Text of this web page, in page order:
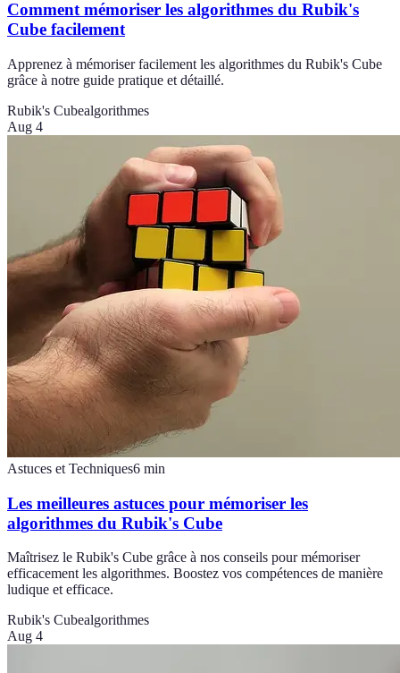
Comment mémoriser les algorithmes du Rubik's
Cube facilement
Apprenez à mémoriser facilement les algorithmes du Rubik's Cube
grâce à notre guide pratique et détaillé.
Rubik's Cubealgorithmes
Aug 4
Astuces et Techniques6 min
Les meilleures astuces pour mémoriser les
algorithmes du Rubik's Cube
Maîtrisez le Rubik's Cube grâce à nos conseils pour mémoriser
efficacement les algorithmes. Boostez vos compétences de manière
ludique et efficace.
Rubik's Cubealgorithmes
Aug 4